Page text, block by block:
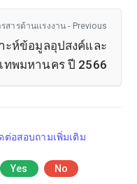
รสารด้านเเรงงาน - Previous
ะห์ข้อมูลอุปสงค์และ
ทพมหานคร ปี 2566
ต่อสอบถามเพิ่มเติม
Yes No